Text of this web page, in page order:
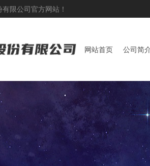
限公司官方网站！
网站首页 公司简